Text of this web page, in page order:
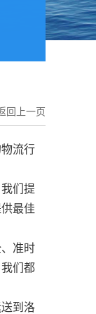
回上一页
流行
们提
最佳
准时
们都
到洛